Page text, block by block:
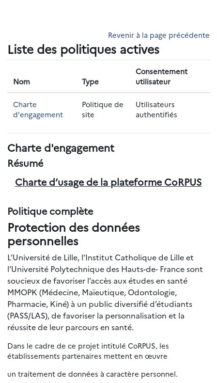
Revenir à la page précédente
Liste des politiques actives
Nom Type
Consentement
utilisateur
Charte
d'engagement
Politique de
site
Utilisateurs
authentifiés
Charte d'engagement
Résumé
Charte d’usage de la plateforme CoRPUS
Politique complète
Protection des données
personnelles
L’Université de Lille, l’Institut Catholique de Lille et
l’Université Polytechnique des Hauts-de- France sont
soucieux de favoriser l’accès aux études en santé
MMOPK (Médecine, Maïeutique, Odontologie,
Pharmacie, Kiné) à un public diversifié d’étudiants
(PASS/LAS), de favoriser la personnalisation et la
réussite de leur parcours en santé.
Dans le cadre de ce projet intitulé CoRPUS, les
établissements partenaires mettent en œuvre
un traitement de données à caractère personnel.